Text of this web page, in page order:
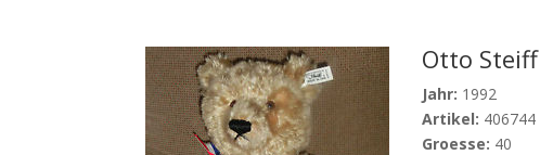
Otto Steiff
Jahr: 1992
Artikel: 406744
Groesse: 40